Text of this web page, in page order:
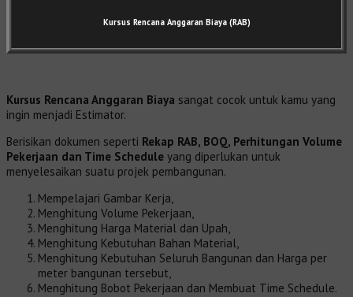
Kursus Rencana Anggaran Biaya (RAB)
Kursus Rencana Anggaran Biaya sangat cocok untuk kamu yang
ingin menjadi Estimator.
Berisikan dokumen seperti Rekap RAB, BOQ, Perhitungan Volume
Pekerjaan dan Time Schedule yang diperlukan untuk
menyelesaikan suatu projek pembangunan.
Mempelajari Gambar Kerja,
Menghitung Volume Pekerjaan,
Menghitung Harga Material dan Upah,
Menghitung Kebutuhan Bahan Material,
Menghitung Kebutuhan Seluruh Bangunan dan Harga per
meter bangunan tersebut,
Menghitung Bobot Pekerjaan dan Membuat Time Schedule.